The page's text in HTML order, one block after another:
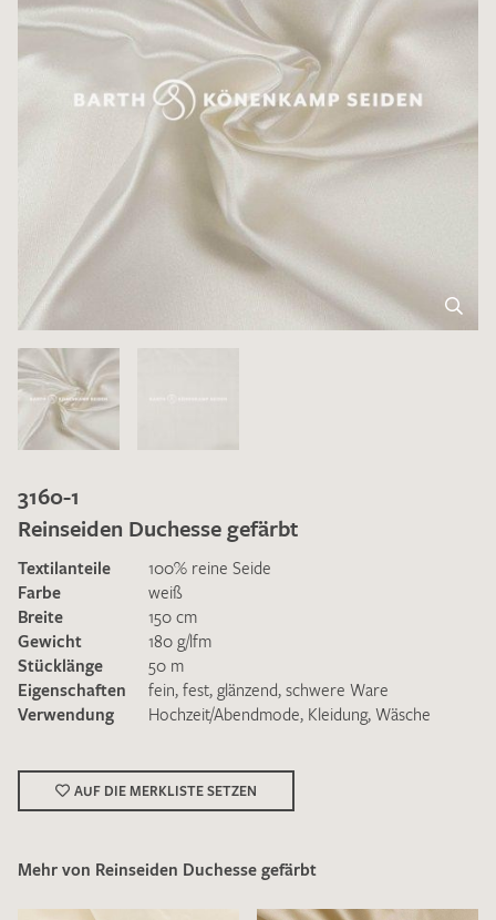
Ich bin damit einverstanden, dass meine angegebenen Daten
zur Beantwortung meiner Musteranfrage genutzt werden.
DieDatenschutzbestimmungenhabe ich zur Kenntnis
genommen und akzeptiere diese.
3160-1
Reinseiden Duchesse gefärbt
Textilanteile
100% reine Seide
Farbe
weiß
Breite
150 cm
Gewicht
180 g/lfm
Stücklänge
50 m
Eigenschaften
fein, fest, glänzend, schwere Ware
Verwendung
Hochzeit/Abendmode, Kleidung, Wäsche
AUF DIE MERKLISTE SETZEN
Mehr von Reinseiden Duchesse gefärbt